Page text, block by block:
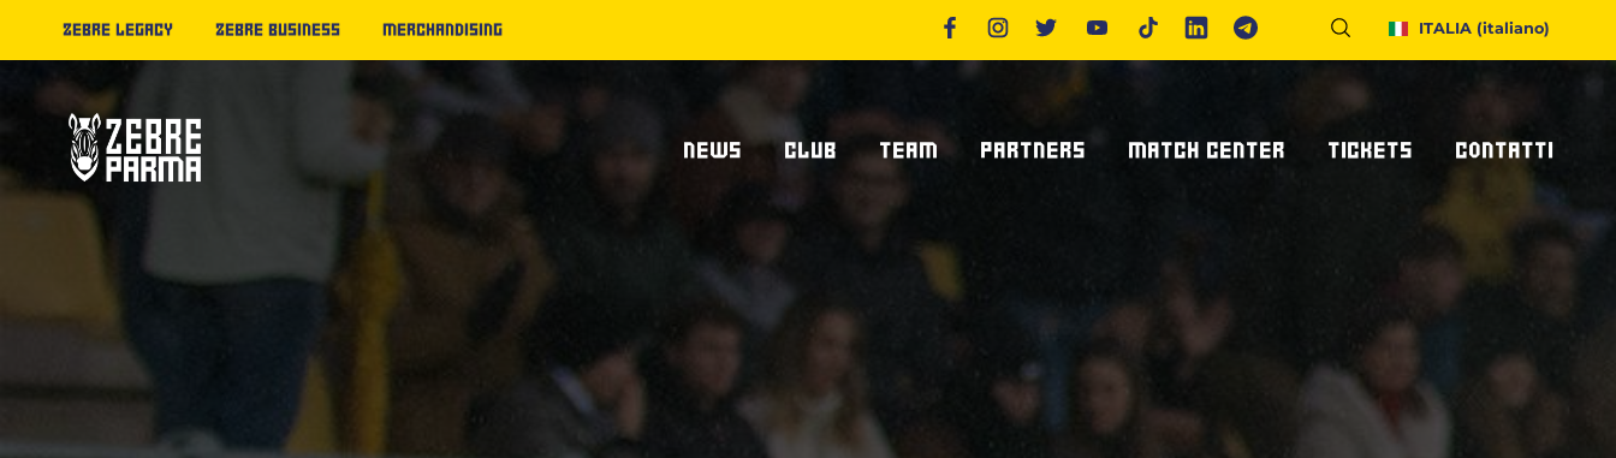
ZEBRE LEGACY ZEBRE BUSINESS MERCHANDISING ITALIA (italiano)
NEWS
News Zebre Parma
CLUB
Chi Siamo
Stadio Lanfranchi
Organigramma Societario
Volontari
TEAM
Staff Tecnico
Statistiche
PARTNERS MATCH CENTER TICKETS
Ticketone
CONTATTI
Come Raggiungerci
Alloggiare A Parma